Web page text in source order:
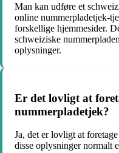
Man kan udføre et
online nummerpladetjek-
forskellige hjemmesider.
schweiziske
oplysninger.
Er det lovligt at
nummerpladetjek?
Ja, det er lovligt at
disse oplysninger normalt